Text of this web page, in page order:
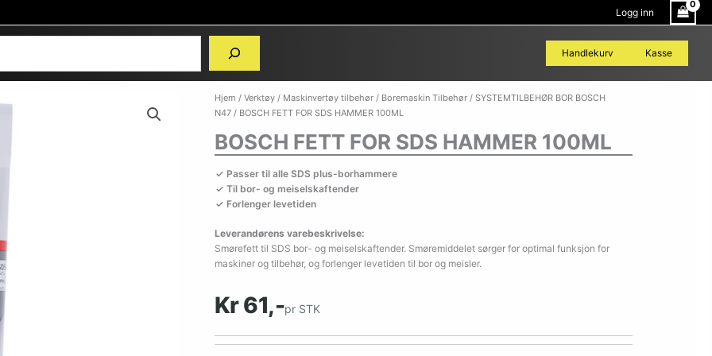
Logg inn
Handlekurv
Kasse
Hjem / Verktøy/ Maskinvertøy tilbehør/ Boremaskin Tilbehør/ SYSTEMTILBEHØR BOR BOSCH
N47/ BOSCH FETT FOR SDS HAMMER 100ML
BOSCH FETT FOR SDS HAMMER 100ML
Passer til alle SDS plus-borhammere
Til bor- og meiselskaftender
Forlenger levetiden
Leverandørens varebeskrivelse:
Smørefett til SDS bor- og meiselskaftender. Smøremiddelet sørger for optimal funksjon for
maskiner og tilbehør, og forlenger levetiden til bor og meisler.
Kr 61,-pr STK
BOSCH
FETT
SDS
HAMMER
100ML